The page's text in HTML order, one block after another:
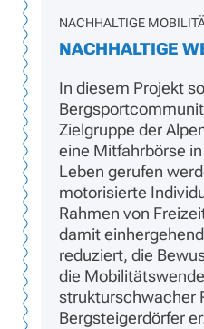
NACHHALTIGE
NACHHALTIGE
In diesem Projekt
Zielgruppe der
eine Mitfahrbörse
Leben gerufen
motorisierte
Rahmen von
damit
reduziert, die
die
strukturschwacher
Bergsteigerdörfer